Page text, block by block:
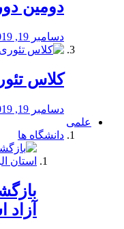
دومین
دسامبر 19, 2019
کلاس
دسامبر 19, 2019
علمی
دانشگاه ها
آزاد